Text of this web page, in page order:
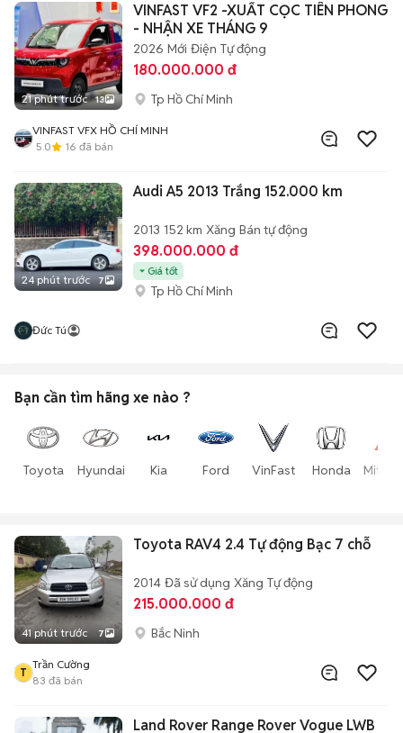
21 phút trước 13
VINFAST VF2 -XUẤT CỌC TIÊN PHONG
- NHẬN XE THÁNG 9
2026 Mới Điện Tự động
180.000.000 đ
Tp Hồ Chí Minh
VINFAST VFX HỒ CHÍ MINH
5.0
16 đã bán
24 phút trước 7
Audi A5 2013 Trắng 152.000 km
2013 152 km Xăng Bán tự động
398.000.000 đ
Giá tốt
Tp Hồ Chí Minh
Đức Tú
Bạn cần tìm hãng xe nào ?
Toyota Hyundai Kia Ford VinFast Honda
41 phút trước 7
Toyota RAV4 2.4 Tự động Bạc 7 chỗ
2014 Đã sử dụng Xăng Tự động
215.000.000 đ
Bắc Ninh
T
Trần Cường
83 đã bán
Land Rover Range Rover Vogue LWB